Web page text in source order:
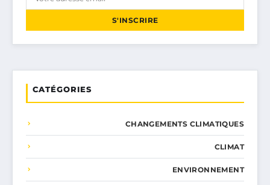
S'INSCRIRE
CATÉGORIES
CHANGEMENTS CLIMATIQUES
CLIMAT
ENVIRONNEMENT